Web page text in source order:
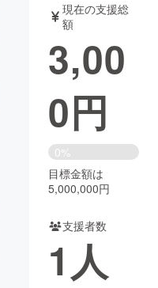
書籍・雑誌
チャレンジ
CAMPFIRE Creation
コミュニティ
現在の支援総
額
3,00
0円
0%
目標金額は
5,000,000円
支援者数
1人